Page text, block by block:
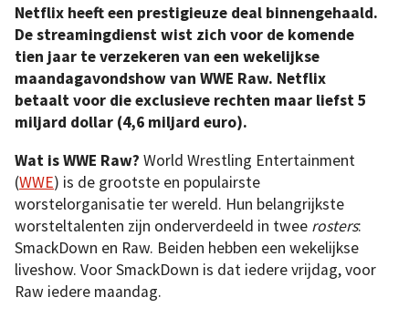
Netflix heeft een prestigieuze deal binnengehaald.
De streamingdienst wist zich voor de komende
tien jaar te verzekeren van een wekelijkse
maandagavondshow van WWE Raw. Netflix
betaalt voor die exclusieve rechten maar liefst 5
miljard dollar (4,6 miljard euro).
Wat is WWE Raw? World Wrestling Entertainment
(WWE) is de grootste en populairste
worstelorganisatie ter wereld. Hun belangrijkste
worsteltalenten zijn onderverdeeld in twee rosters:
SmackDown en Raw. Beiden hebben een wekelijkse
liveshow. Voor SmackDown is dat iedere vrijdag, voor
Raw iedere maandag.